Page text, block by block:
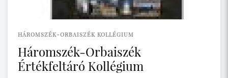
HÁROMSZÉK-ORBAISZÉK KOLLÉGIUM
Háromszék-Orbaiszék
Értékfeltáró Kollégium